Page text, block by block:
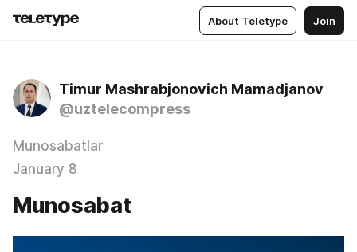
About Teletype Join
Timur Mashrabjonovich Mamadjanov
@uztelecompress
Munosabatlar
January 8
Munosabat